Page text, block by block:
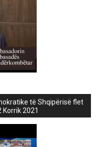
të Shqipërisë flet
2021